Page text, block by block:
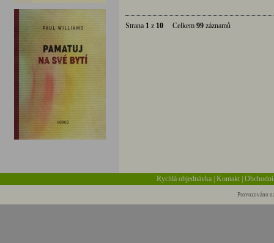
Strana 1 z 10 Celkem 99 záznamů
Rychlá objednávka |Kontakt |
Provozováno